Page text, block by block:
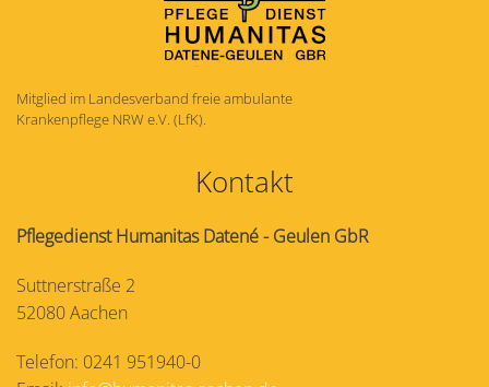
Mitglied im Landesverband freie ambulante
Krankenpflege NRW e.V. (LfK).
Kontakt
Pflegedienst Humanitas Datené - Geulen GbR
Suttnerstraße 2
52080 Aachen
Telefon: 0241 951940-0